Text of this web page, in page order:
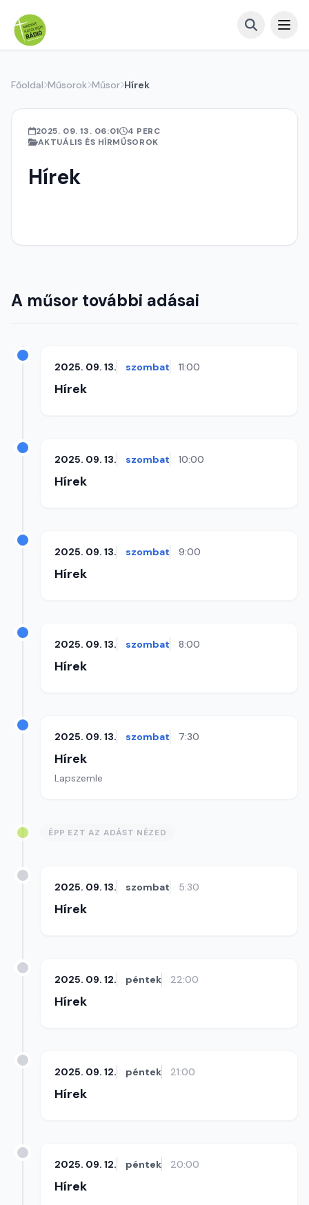
Főoldal Műsorok Műsor Hírek
2025. 09. 13. 06:01
4 PERC
AKTUÁLIS ÉS HÍRMŰSOROK
Hírek
A műsor további adásai
2025. 09. 13. szombat 11:00
Hírek
2025. 09. 13. szombat 10:00
Hírek
2025. 09. 13. szombat 9:00
Hírek
2025. 09. 13. szombat 8:00
Hírek
2025. 09. 13. szombat 7:30
Hírek
Lapszemle
ÉPP EZT AZ ADÁST NÉZED
2025. 09. 13. szombat 5:30
Hírek
2025. 09. 12. péntek 22:00
Hírek
2025. 09. 12. péntek 21:00
Hírek
2025. 09. 12. péntek 20:00
Hírek